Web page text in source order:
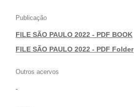
Publicação
FILE SÃO PAULO 2022 - PDF BOOK
|FILE SÃO PAULO 2022 - PDF Folder
Outros acervos
-